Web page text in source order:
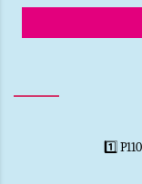
1️⃣